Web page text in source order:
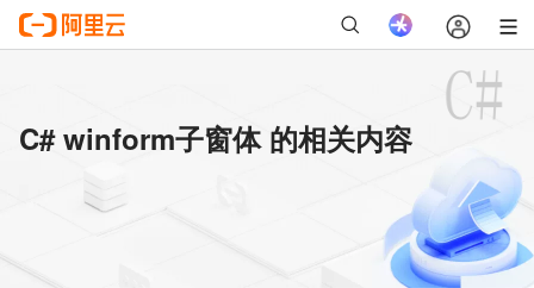
C# winform子窗体 的相关内容